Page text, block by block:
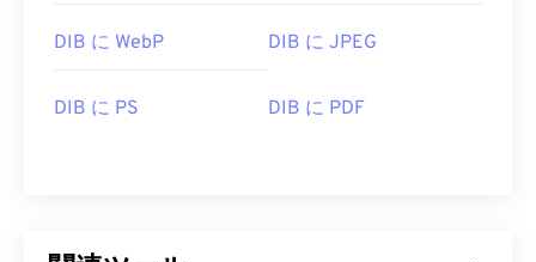
DIB に WebP DIB に JPEG
DIB に PS DIB に PDF